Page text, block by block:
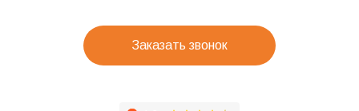
Заказать звонок